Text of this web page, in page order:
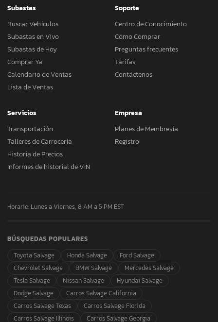
Subastas
Buscar Vehículos
Subastas en Vivo
Subastas de Hoy
Comprar Ya
Calendario de Ventas
Lista de Ventas
Soporte
Centro de Conocimiento
Cómo Comprar
Preguntas frecuentes
Tarifas
Contáctenos
Servicios
Transportación
Talleres de Carrocería
Historia de Precios
Informes de historial de VIN
Empresa
Planes de Membresía
Registro
Horario: Lunes a Viernes, 8 AM a 5 PM EST
BÚSQUEDAS POPULARES
Toyota Salvage
Honda Salvage
Ford Salvage
Chevrolet Salvage
BMW Salvage
Mercedes Salvage
Tesla Salvage
Nissan Salvage
Hyundai Salvage
Dodge Salvage
Carros Salvage California
Carros Salvage Texas
Carros Salvage Florida
Carros Salvage Illinois
Carros Salvage Georgia